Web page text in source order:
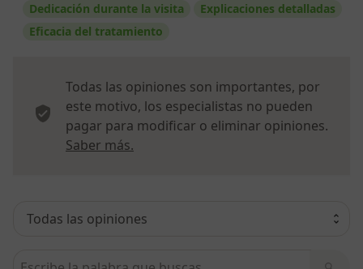
Dedicación durante la visita
Explicaciones detalladas
Eficacia del tratamiento
Todas las opiniones son importantes, por
este motivo, los especialistas no pueden
pagar para modificar o eliminar opiniones.
Saber más.
Busca en opiniones